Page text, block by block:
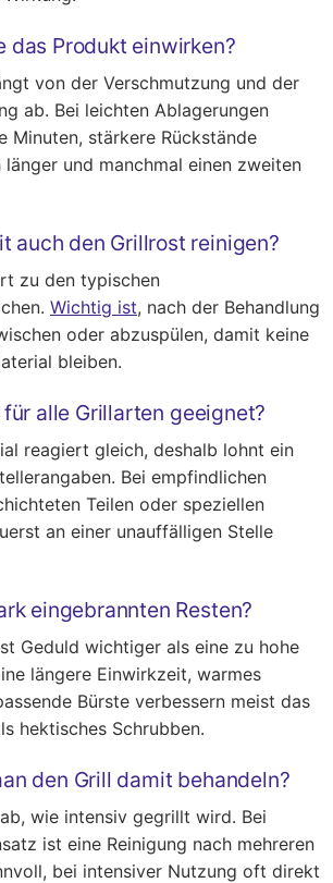
das Produkt einwirken?
von der Verschmutzung und der
ab. Bei leichten Ablagerungen
Minuten, stärkere Rückstände
und manchmal einen zweiten
auch den Grillrost reinigen?
zu den typischen
Wichtig ist, nach der Behandlung
oder abzuspülen, damit keine
bleiben.
alle Grillarten geeignet?
reagiert gleich, deshalb lohnt ein
Bei empfindlichen
Teilen oder speziellen
an einer unauffälligen Stelle
eingebrannten Resten?
Geduld wichtiger als eine zu hohe
längere Einwirkzeit, warmes
Bürste verbessern meist das
hektisches Schrubben.
den Grill damit behandeln?
wie intensiv gegrillt wird. Bei
ist eine Reinigung nach mehreren
bei intensiver Nutzung oft direkt